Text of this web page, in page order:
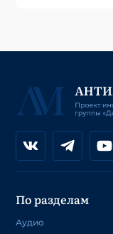
По разделам
Аудио